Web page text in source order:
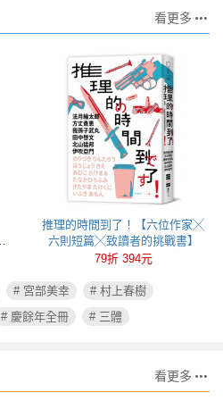
看更多
推理的時間到了！【六位作家╳
六則短篇╳致讀者的挑戰書】
79折 394元
# 宮部美幸
# 村上春樹
# 慶餘年全冊 # 三體
看更多